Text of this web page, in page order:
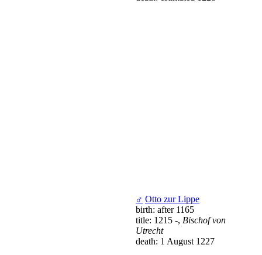
♂ Otto zur Lippe
birth: after 1165
title: 1215 -, Bischof von
Utrecht
death: 1 August 1227